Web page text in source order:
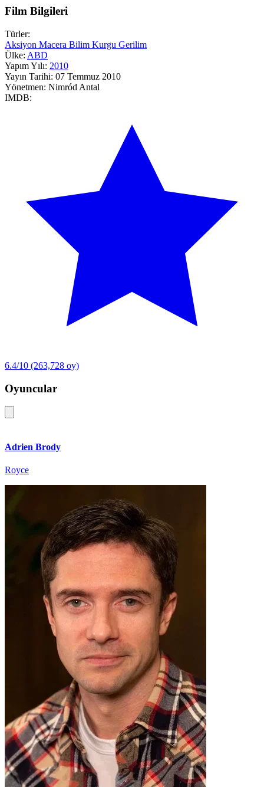
Film Bilgileri
Türler:
Aksiyon Macera Bilim Kurgu Gerilim
Ülke: ABD
Yapım Yılı: 2010
Yayın Tarihi: 07 Temmuz 2010
Yönetmen: Nimród Antal
IMDB:
6.4/10 (263,728 oy)
Oyuncular
Adrien Brody
Royce